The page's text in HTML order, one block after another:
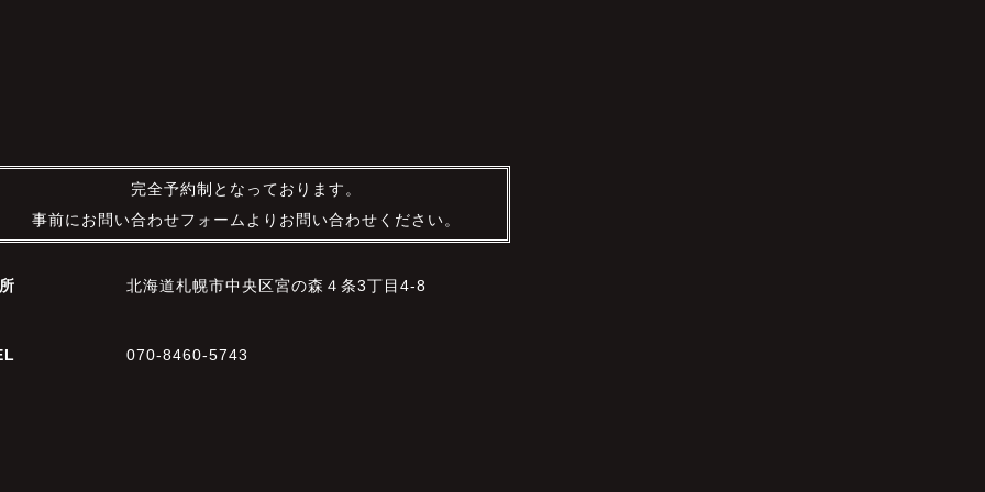
完全予約制となっております。
事前にお問い合わせフォームよりお問い合わせください。
北海道札幌市中央区宮の森４条3丁目4-8
070-8460-5743